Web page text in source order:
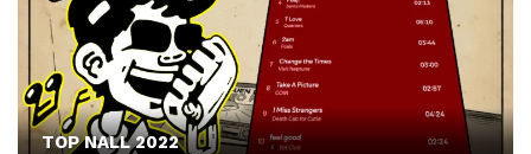
TOP NALL 2022